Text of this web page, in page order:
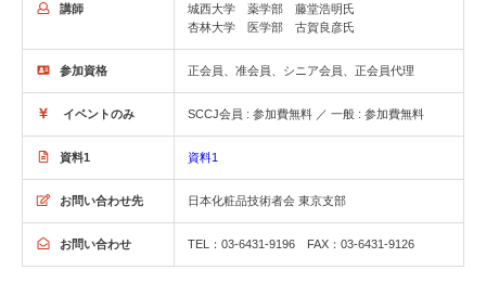
講師
城西大学 薬学部 藤堂浩明氏
杏林大学 医学部 古賀良彦氏
参加資格 正会員、准会員、シニア会員、正会員代理
イベントのみ SCCJ会員 : 参加費無料 ／ 一般 : 参加費無料
資料1 資料1
お問い合わせ先 日本化粧品技術者会 東京支部
お問い合わせ TEL：03-6431-9196 FAX：03-6431-9126